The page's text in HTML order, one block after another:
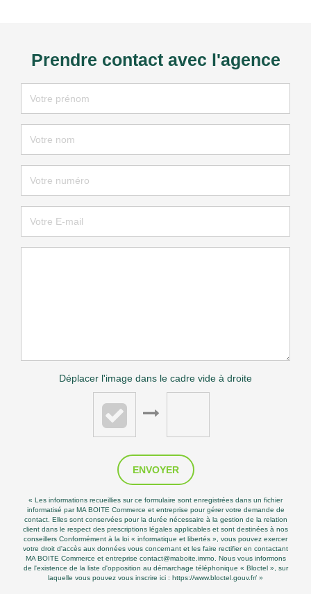
Prendre contact avec l'agence
Déplacer l'image dans le cadre vide à droite
ENVOYER
« Les informations recueillies sur ce formulaire sont enregistrées dans un fichier
informatisé par MA BOITE Commerce et entreprise pour gérer votre demande de
contact. Elles sont conservées pour la durée nécessaire à la gestion de la relation
client dans le respect des prescriptions légales applicables et sont destinées à nos
conseillers Conformément à la loi « informatique et libertés », vous pouvez exercer
votre droit d'accès aux données vous concernant et les faire rectifier en contactant
MA BOITE Commerce et entreprise contact@maboite.immo. Nous vous informons
de l'existence de la liste d'opposition au démarchage téléphonique « Bloctel », sur
laquelle vous pouvez vous inscrire ici : https://www.bloctel.gouv.fr/ »